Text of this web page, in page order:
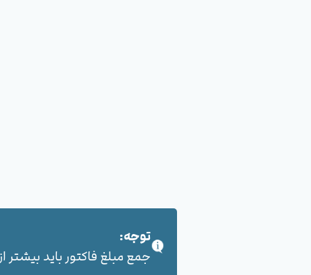
توجه:
جمع مبلغ فاکتور باید بیشتر از 100,000 هزار تومان